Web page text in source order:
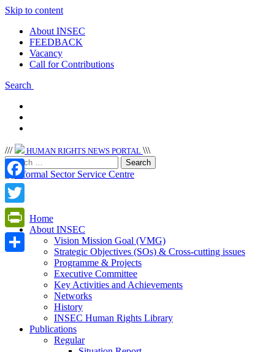
Skip to content
About INSEC
FEEDBACK
Vacancy
Call for Contributions
Search
/// HUMAN RIGHTS NEWS PORTAL \\\
Home
About INSEC
Vision Mission Goal (VMG)
Strategic Objectives (SOs) & Cross-cutting issues
Programme & Projects
Executive Committee
Key Activities and Achievements
Networks
History
INSEC Human Rights Library
Publications
Regular
Facebook
Twitter
PrintFriendly